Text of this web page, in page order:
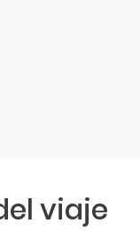
viaje